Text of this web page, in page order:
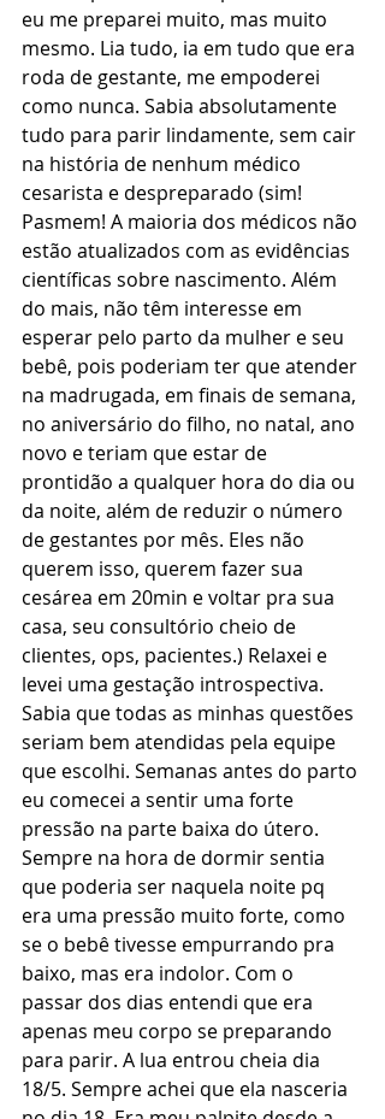
eu me preparei muito, mas muito
mesmo. Lia tudo, ia em tudo que era
roda de gestante, me empoderei
como nunca. Sabia absolutamente
tudo para parir lindamente, sem cair
na história de nenhum médico
cesarista e despreparado (sim!
Pasmem! A maioria dos médicos não
estão atualizados com as evidências
científicas sobre nascimento. Além
do mais, não têm interesse em
esperar pelo parto da mulher e seu
bebê, pois poderiam ter que atender
na madrugada, em finais de semana,
no aniversário do filho, no natal, ano
novo e teriam que estar de
prontidão a qualquer hora do dia ou
da noite, além de reduzir o número
de gestantes por mês. Eles não
querem isso, querem fazer sua
cesárea em 20min e voltar pra sua
casa, seu consultório cheio de
clientes, ops, pacientes.) Relaxei e
levei uma gestação introspectiva.
Sabia que todas as minhas questões
seriam bem atendidas pela equipe
que escolhi. Semanas antes do parto
eu comecei a sentir uma forte
pressão na parte baixa do útero.
Sempre na hora de dormir sentia
que poderia ser naquela noite pq
era uma pressão muito forte, como
se o bebê tivesse empurrando pra
baixo, mas era indolor. Com o
passar dos dias entendi que era
apenas meu corpo se preparando
para parir. A lua entrou cheia dia
18/5. Sempre achei que ela nasceria